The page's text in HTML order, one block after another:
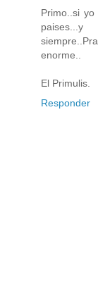
Primo..si
enorme..
El Primulis.
Responder